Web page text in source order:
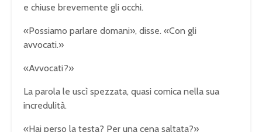
e chiuse brevemente gli occhi.
«Possiamo parlare domani», disse. «Con gli
avvocati.»
«Avvocati?»
La parola le uscì spezzata, quasi comica nella sua
incredulità.
«Hai perso la testa? Per una cena saltata?»